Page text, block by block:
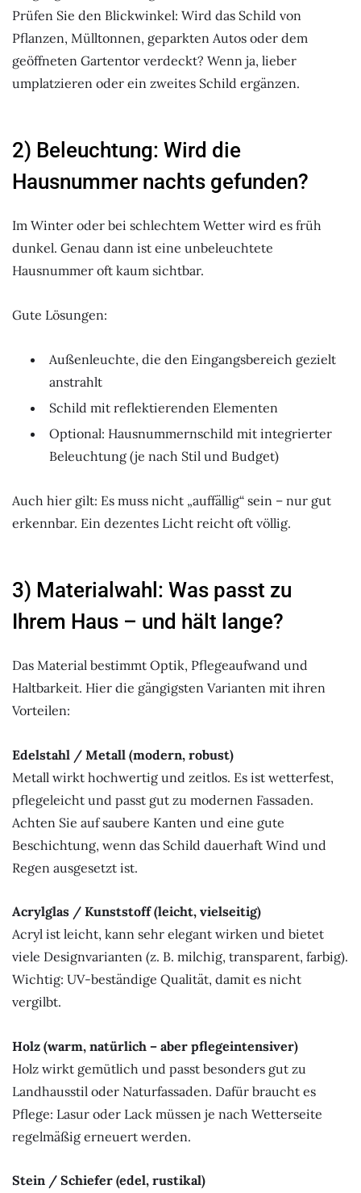
Prüfen Sie den Blickwinkel: Wird das Schild von
Pflanzen, Mülltonnen, geparkten Autos oder dem
geöffneten Gartentor verdeckt? Wenn ja, lieber
umplatzieren oder ein zweites Schild ergänzen.
2) Beleuchtung: Wird die
Hausnummer nachts gefunden?
Im Winter oder bei schlechtem Wetter wird es früh
dunkel. Genau dann ist eine unbeleuchtete
Hausnummer oft kaum sichtbar.
Gute Lösungen:
Außenleuchte, die den Eingangsbereich gezielt
anstrahlt
Schild mit reflektierenden Elementen
Optional: Hausnummernschild mit integrierter
Beleuchtung (je nach Stil und Budget)
Auch hier gilt: Es muss nicht „auffällig“ sein – nur gut
erkennbar. Ein dezentes Licht reicht oft völlig.
3) Materialwahl: Was passt zu
Ihrem Haus – und hält lange?
Das Material bestimmt Optik, Pflegeaufwand und
Haltbarkeit. Hier die gängigsten Varianten mit ihren
Vorteilen:
Edelstahl / Metall (modern, robust)
Metall wirkt hochwertig und zeitlos. Es ist wetterfest,
pflegeleicht und passt gut zu modernen Fassaden.
Achten Sie auf saubere Kanten und eine gute
Beschichtung, wenn das Schild dauerhaft Wind und
Regen ausgesetzt ist.
Acrylglas / Kunststoff (leicht, vielseitig)
Acryl ist leicht, kann sehr elegant wirken und bietet
viele Designvarianten (z. B. milchig, transparent, farbig).
Wichtig: UV-beständige Qualität, damit es nicht
vergilbt.
Holz (warm, natürlich – aber pflegeintensiver)
Holz wirkt gemütlich und passt besonders gut zu
Landhausstil oder Naturfassaden. Dafür braucht es
Pflege: Lasur oder Lack müssen je nach Wetterseite
regelmäßig erneuert werden.
Stein / Schiefer (edel, rustikal)